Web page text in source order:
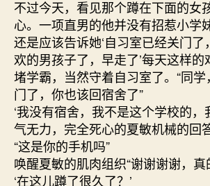
不过今天，看见那个蹲在下面的女
心。一项直男的他并没有招惹小学
还是应该告诉她‘自习室已经关门
欢的男孩子了，早走了’每天这样的
堵学霸，当然守着自习室了。“同
门了，你也该回宿舍了”
‘我没有宿舍，我不是这个学校的，
气无力，完全死心的夏敏机械的回
“这是你的手机吗”
唤醒夏敏的肌肉组织“谢谢谢谢，真
‘在这儿蹲了很久了？’